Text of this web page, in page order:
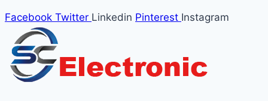
Facebook Twitter Linkedin Pinterest Instagram